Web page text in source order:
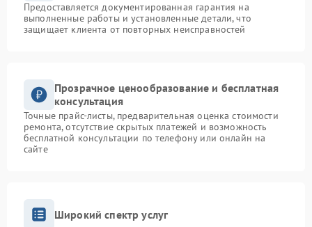
Предоставляется документированная гарантия на
выполненные работы и установленные детали, что
защищает клиента от повторных неисправностей
Прозрачное ценообразование и бесплатная
консультация
Точные прайс-листы, предварительная оценка стоимости
ремонта, отсутствие скрытых платежей и возможность
бесплатной консультации по телефону или онлайн на
сайте
Широкий спектр услуг